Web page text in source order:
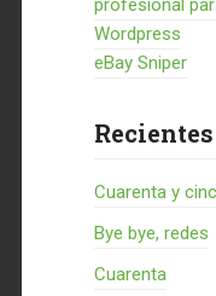
profesional
Wordpress
eBay Sniper
Recientes
Cuarenta y
Bye bye, redes
Cuarenta